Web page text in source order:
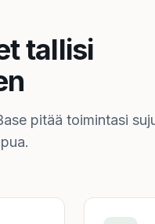
tallisi
pitää toimintasi